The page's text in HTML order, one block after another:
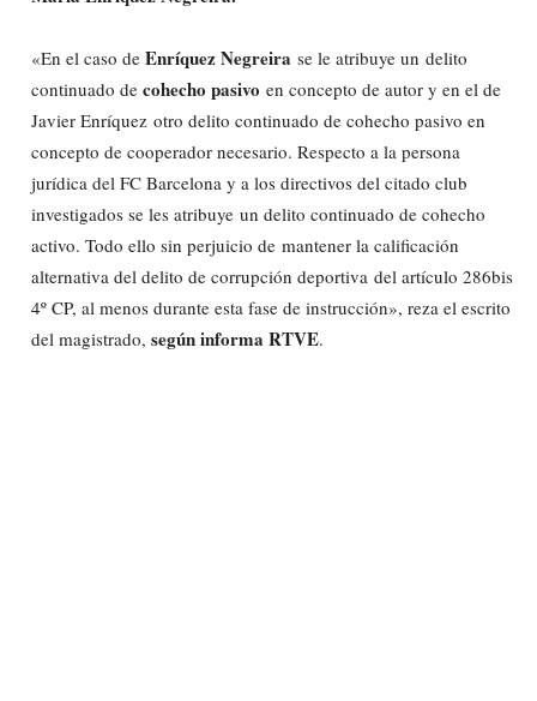
«En el caso de Enríquez Negreira se le atribuye un delito
continuado de cohecho pasivo en concepto de autor y en el de
Javier Enríquez otro delito continuado de cohecho pasivo en
concepto de cooperador necesario. Respecto a la persona
jurídica del FC Barcelona y a los directivos del citado club
investigados se les atribuye un delito continuado de cohecho
activo. Todo ello sin perjuicio de mantener la calificación
alternativa del delito de corrupción deportiva del artículo 286bis
4º CP, al menos durante esta fase de instrucción», reza el escrito
del magistrado, según informa RTVE.